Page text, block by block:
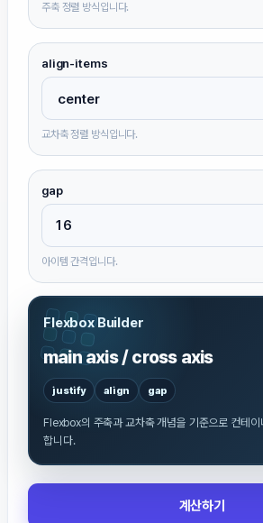
주축 정렬 방식입니다.
align-items
교차축 정렬 방식입니다.
gap
아이템 간격입니다.
Flexbox Builder
main axis / cross axis
justify align gap
Flexbox의 주축과 교차축 개념을 기준으로 컨테
합니다.
계산하기